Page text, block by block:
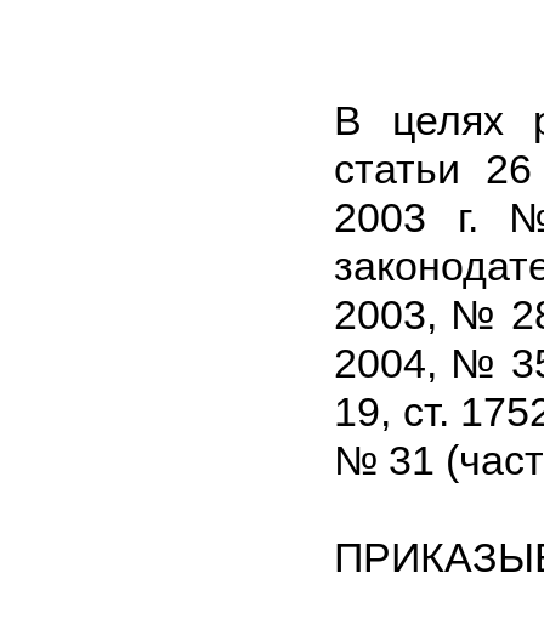
В целях
статьи
2003 г.
2003, №
2004, №
19, ст.
№ 31